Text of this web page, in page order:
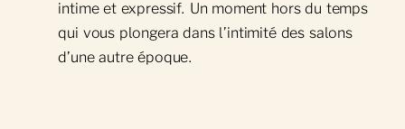
Fêtes religieuses
Obtenez un certificat
intime et expressif. Un moment hors du temps
qui vous plongera dans l’intimité des salons
d’une autre époque.